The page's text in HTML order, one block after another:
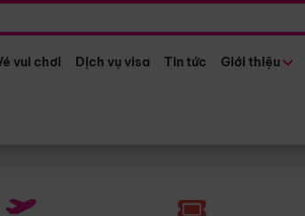
vui chơi Dịch vụ visa Tin tức Giới thiệu